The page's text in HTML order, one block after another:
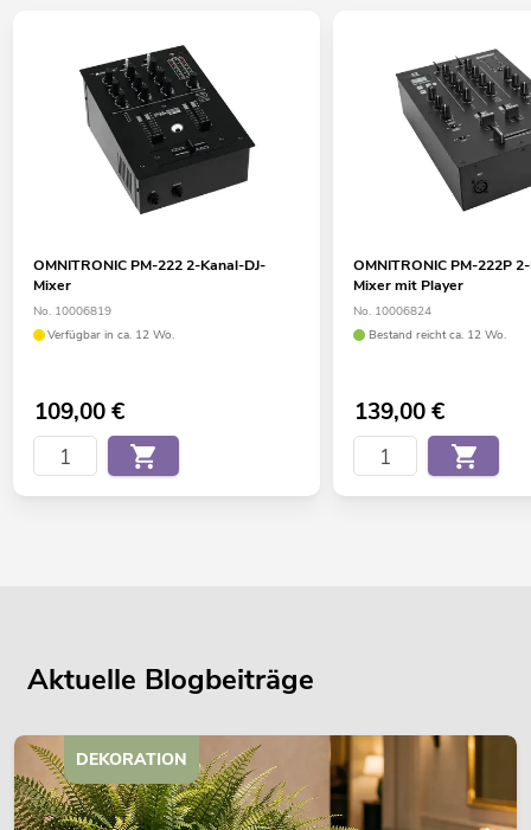
OMNITRONIC PM-222 2-Kanal-DJ-
Mixer
No. 10006819
Verfügbar in ca. 12 Wo.
109,00€
OMNITRONIC PM-222P
Mixer mit Player
No. 10006824
Bestand reicht ca. 12 Wo.
139,00€
Aktuelle Blogbeiträge
DEKORATION